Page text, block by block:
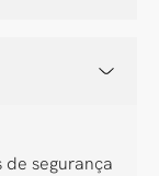
de segurança